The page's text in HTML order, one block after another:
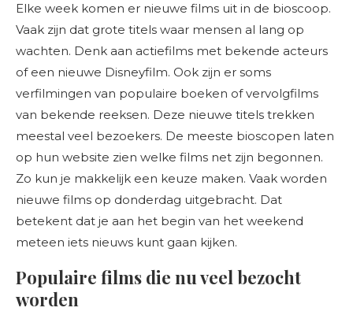
Elke week komen er nieuwe films uit in de bioscoop.
Vaak zijn dat grote titels waar mensen al lang op
wachten. Denk aan actiefilms met bekende acteurs
of een nieuwe Disneyfilm. Ook zijn er soms
verfilmingen van populaire boeken of vervolgfilms
van bekende reeksen. Deze nieuwe titels trekken
meestal veel bezoekers. De meeste bioscopen laten
op hun website zien welke films net zijn begonnen.
Zo kun je makkelijk een keuze maken. Vaak worden
nieuwe films op donderdag uitgebracht. Dat
betekent dat je aan het begin van het weekend
meteen iets nieuws kunt gaan kijken.
Populaire films die nu veel bezocht
worden